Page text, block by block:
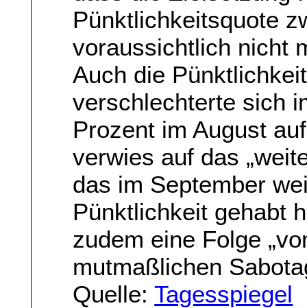
Pünktlichkeitsquote
voraussichtlich nicht
Auch die
verschlechterte sich
Prozent im August
verwies auf das
das im September
Pünktlichkeit gehabt
zudem eine Folge
mutmaßlichen
Quelle:Tagesspiegel